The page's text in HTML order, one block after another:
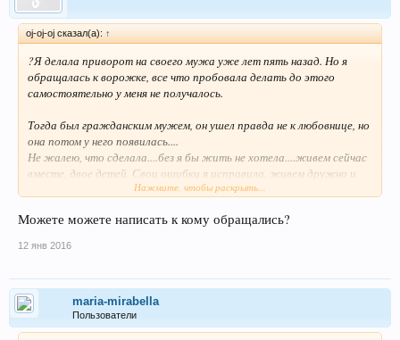
oj-oj-oj сказал(а): ↑
?Я делала приворот на своего мужа уже лет пять назад. Но я
обращалась к ворожке, все что пробовала делать до этого
самостоятельно у меня не получалось.
Тогда был гражданским мужем, он ушел правда не к любовнице, но
она потом у него появилась....
Не жалею, что сделала....без я бы жить не хотела....живем сейчас
вместе, двое детей. Свои ошибки я исправила, живем дружно и
выглядит он вполне счастливо. Сначала тоже терзалась, что он
внимательным.....но потом тали как обычная семья, сейчас чего то
отличии от большинства)))
дети! Проще всего отпустить и плакать втихомолку.
Нажмите, чтобы раскрыть...
Можете можете написать к кому обращались?
12 янв 2016
maria-mirabella
Пользователи